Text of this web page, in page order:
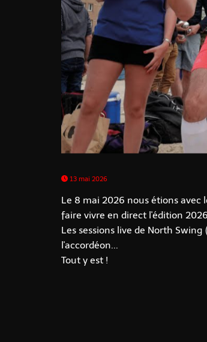
13 mai 2026
Le 8 mai 2026 nous étions avec
faire vivre en direct l'édition 2026
Les sessions live de North
l'accordéon...
Tout y est !